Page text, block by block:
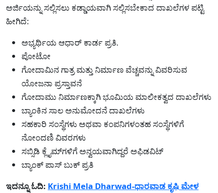
ಅರ್ಜಿಯನ್ನು ಸಲ್ಲಿಸಲು ಕಡ್ಡಾಯವಾಗಿ ಸಲ್ಲಿಸಬೇಕಾದ ದಾಖಲೆಗಳ ಪಟ್ಟಿ
ಹೀಗಿದೆ:
ಅಭ್ಯರ್ಥಿಯ ಆಧಾರ್ ಕಾರ್ಡ ಪ್ರತಿ.
ಪೋಟೋ
ಗೋದಾಮಿನ ಗಾತ್ರ ಮತ್ತು ನಿರ್ಮಾಣ ವೆಚ್ಚವನ್ನು ವಿವರಿಸುವ
ಯೋಜನಾ ಪ್ರಸ್ತಾವನೆ
ಗೋದಾಮು ನಿರ್ಮಾಣಕ್ಕಾಗಿ ಭೂಮಿಯ ಮಾಲೀಕತ್ವದ ದಾಖಲೆಗಳು
ಬ್ಯಾಂಕಿನ ಸಾಲ ಅನುಮೋದನೆ ದಾಖಲೆಗಳು
ಸಹಕಾರಿ ಸಂಸ್ಥೆಗಳು ಅಥವಾ ಕಂಪನಿಗಳಂತಹ ಸಂಸ್ಥೆಗಳಿಗೆ
ನೋಂದಣಿ ವಿವರಗಳು
ಸಬ್ಸಿಡಿ ಕ್ಲೈಮ್‌ಗಳಿಗೆ ಅನ್ವಯವಾಗಿದ್ದರೆ ಅಫಿಡವಿಟ್
ಬ್ಯಾಂಕ್ ಪಾಸ್ ಬುಕ್ ಪ್ರತಿ
ಇದನ್ನೂ ಓದಿ: Krishi Mela Dharwad-ಧಾರವಾಡ ಕೃಷಿ ಮೇಳ